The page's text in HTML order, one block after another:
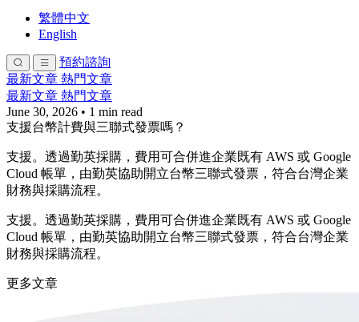
繁體中文
English
預約諮詢
最新文章 熱門文章
最新文章 熱門文章
June 30, 2026 • 1 min read
支援台幣計費與三聯式發票嗎？
支援。透過勤英採購，費用可合併進企業既有 AWS 或 Google
Cloud 帳單，由勤英協助開立台幣三聯式發票，符合台灣企業
財務與採購流程。
支援。透過勤英採購，費用可合併進企業既有 AWS 或 Google
Cloud 帳單，由勤英協助開立台幣三聯式發票，符合台灣企業
財務與採購流程。
更多文章